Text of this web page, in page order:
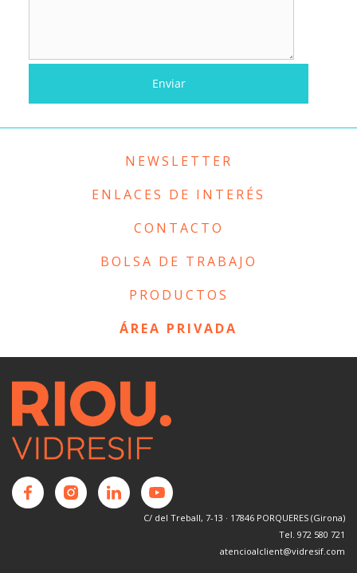
NEWSLETTER
ENLACES DE INTERÉS
CONTACTO
BOLSA DE TRABAJO
PRODUCTOS
ÁREA PRIVADA
C/ del Treball, 7-13 · 17846 PORQUERES (Girona)
Tel. 972 580 721
atencioalclient@vidresif.com